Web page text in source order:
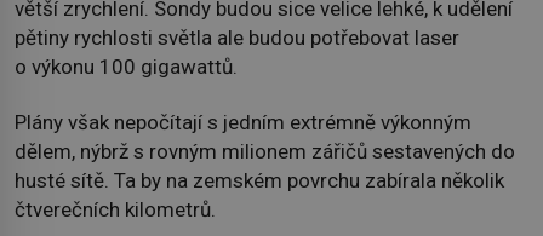
větší zrychlení. Sondy budou sice velice lehké, k udělení
pětiny rychlosti světla ale budou potřebovat laser
o výkonu 100 gigawattů.
Plány však nepočítají s jedním extrémně výkonným
dělem, nýbrž s rovným milionem zářičů sestavených do
husté sítě. Ta by na zemském povrchu zabírala několik
čtverečních kilometrů.